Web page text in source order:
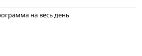
на весь день